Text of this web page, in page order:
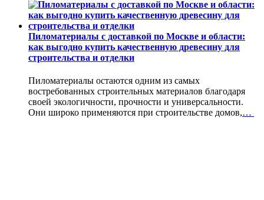
Пиломатериалы с доставкой по Москве и области:
как выгодно купить качественную древесину для
строительства и отделки
Пиломатериалы остаются одним из самых
востребованных строительных материалов благодаря
своей экологичности, прочности и универсальности.
Они широко применяются при строительстве домов,…